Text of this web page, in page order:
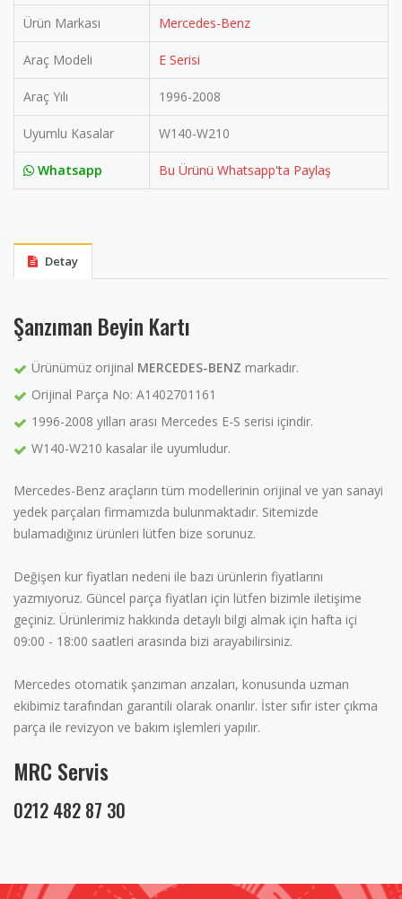
Ürün Markası Mercedes-Benz
Araç Modeli E Serisi
Araç Yılı 1996-2008
Uyumlu Kasalar W140-W210
Whatsapp Bu Ürünü Whatsapp'ta Paylaş
Detay
Şanzıman Beyin Kartı
Ürünümüz orijinal MERCEDES-BENZ markadır.
Orijinal Parça No: A1402701161
1996-2008 yılları arası Mercedes E-S serisi içindir.
W140-W210 kasalar ile uyumludur.
Mercedes-Benz araçların tüm modellerinin orijinal ve yan sanayi
yedek parçaları firmamızda bulunmaktadır. Sitemizde
bulamadığınız ürünleri lütfen bize sorunuz.
Değişen kur fiyatları nedeni ile bazı ürünlerin fiyatlarını
yazmıyoruz. Güncel parça fiyatları için lütfen bizimle iletişime
geçiniz. Ürünlerimiz hakkında detaylı bilgi almak için hafta içi
09:00 - 18:00 saatleri arasında bizi arayabilirsiniz.
Mercedes otomatik şanzıman arızaları, konusunda uzman
ekibimiz tarafından garantili olarak onarılır. İster sıfır ister çıkma
parça ile revizyon ve bakım işlemleri yapılır.
MRC Servis
0212 482 87 30